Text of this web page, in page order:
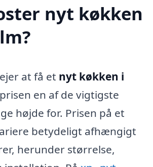
nyt køkken
at få et nyt køkken i
en af de vigtigste
højde for. Prisen på et
betydeligt afhængigt
herunder størrelse,